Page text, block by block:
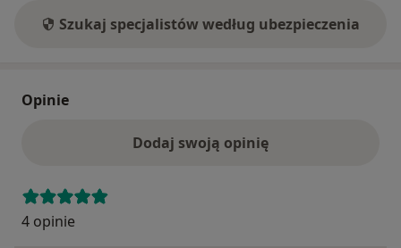
Szukaj specjalistów według ubezpieczenia
Opinie
Dodaj swoją opinię
4 opinie